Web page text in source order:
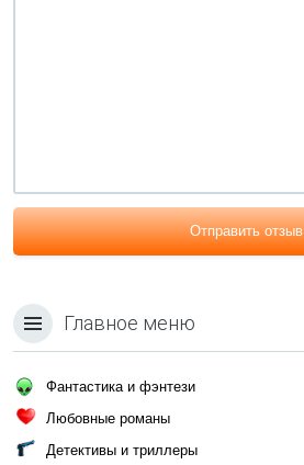
Отправить отзыв
Главное меню
Фантастика и фэнтези
Любовные романы
Детективы и триллеры